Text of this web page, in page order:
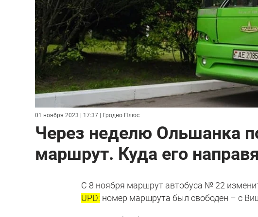
01 ноября 2023 | 17:37 | Гродно Плюс
Через неделю Ольшанка
маршрут. Куда его
С 8 ноября маршрут автобуса № 22
UPD: номер маршрута был свободен – с